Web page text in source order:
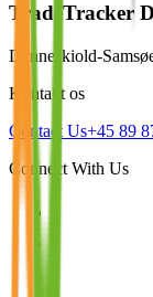
TradeTracker
Danneskiold-
Kontakt os
Contact Us+45 89
Connect With Us